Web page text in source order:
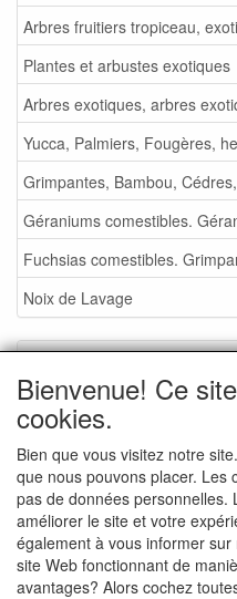
Arbres fruitiers tropiceau,
Plantes et arbustes exotiques
Arbres exotiques, arbres
Yucca, Palmiers, Fougères,
Grimpantes, Bambou,
Géraniums comestibles.
Fuchsias comestibles.
Noix de Lavage
Foire aux plantes 2026
Conditions de vente
Commande - info
Contact
Bienvenue! Ce
cookies.
Bien que vous visitez notre
que nous pouvons placer. Les
pas de données personnelles.
améliorer le site et votre
également à vous informer
site Web fonctionnant de
avantages? Alors cochez